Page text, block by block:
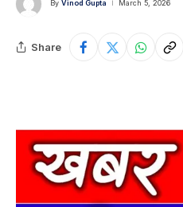
By Vinod Gupta March 5, 2026
Share